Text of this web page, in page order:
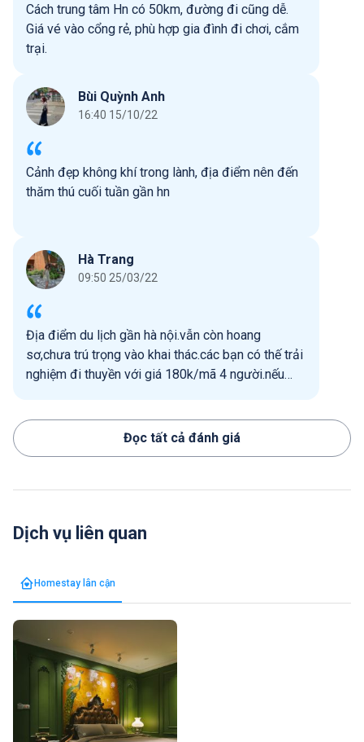
Cách trung tâm Hn có 50km, đường đi cũng dễ.
Giá vé vào cổng rẻ, phù hợp gia đình đi chơi, cắm
trại.
Bùi Quỳnh Anh
16:40 15/10/22
Cảnh đẹp không khí trong lành, địa điểm nên đến
thăm thú cuối tuần gần hn
Hà Trang
09:50 25/03/22
Địa điểm du lịch gần hà nội.vẫn còn hoang
sơ,chưa trú trọng vào khai thác.các bạn có thế trải
nghiệm đi thuyền với giá 180k/mã 4 người.nếu
Đọc tất cả đánh giá
Dịch vụ liên quan
Homestay lân cận